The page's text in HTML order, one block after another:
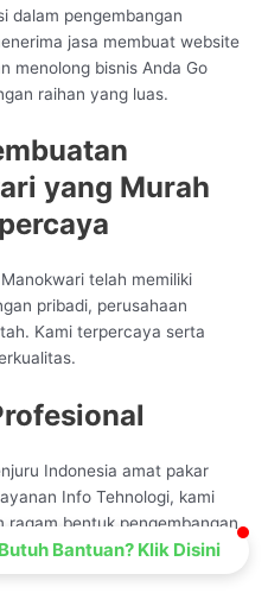
dalam pengembangan
jasa membuat website
menolong bisnis Anda Go
raihan yang luas.
yang Murah
telah memiliki
pribadi, perusahaan
Kami terpercaya serta
Indonesia amat pakar
Info Tehnologi, kami
bentuk pengembangan
Butuh Bantuan? Klik Disini